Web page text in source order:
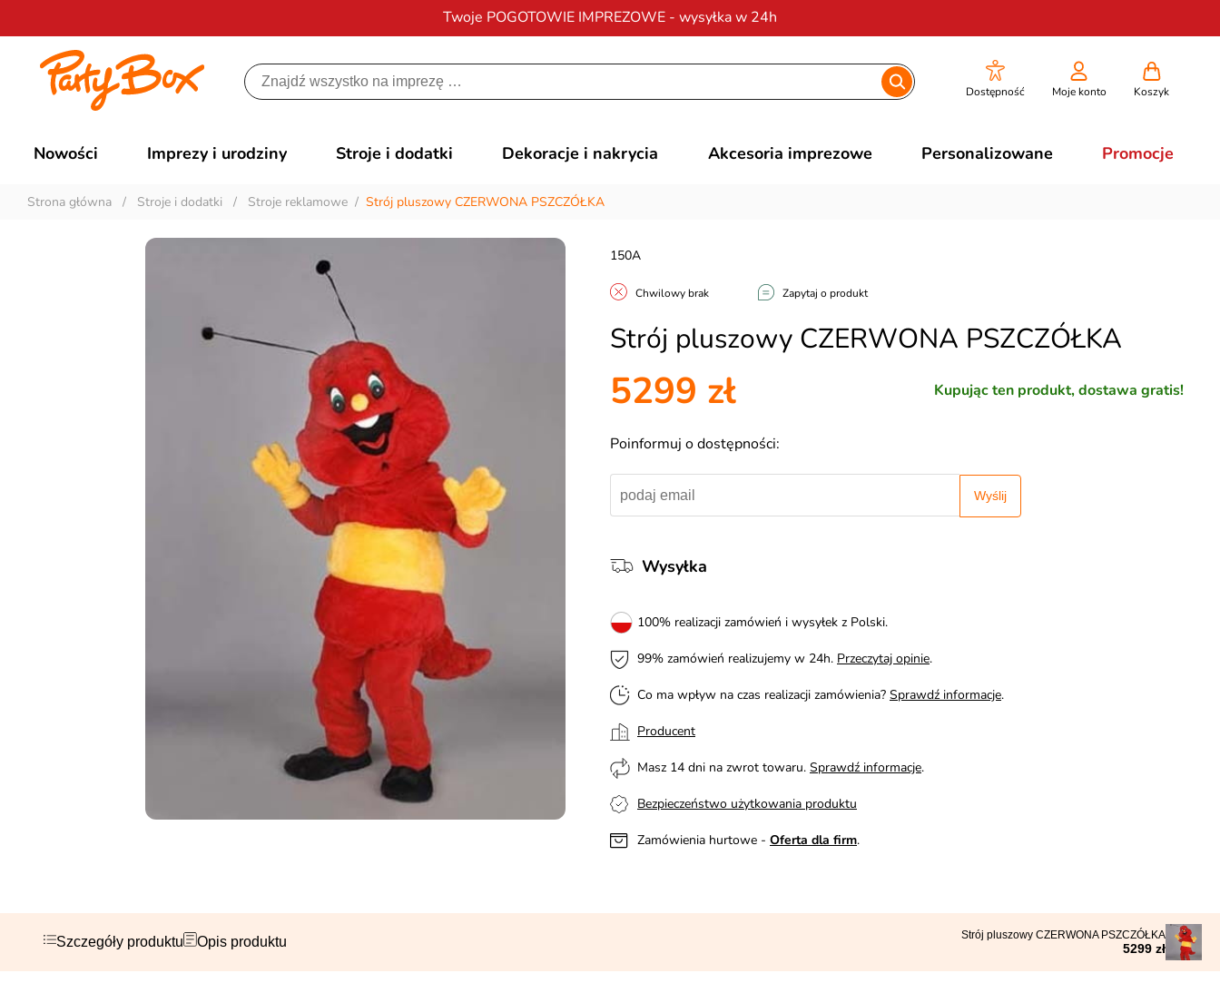
Twoje POGOTOWIE IMPREZOWE - wysyłka w 24h
Darmowa dostawana zamówienia od 200 zł
Dostępność Moje konto Koszyk
Nowości Imprezy i urodziny Stroje i dodatki Dekoracje i nakrycia Akcesoria imprezowe Personalizowane Promocje
Strona główna / Stroje i dodatki / Stroje reklamowe / Strój pluszowy CZERWONA PSZCZÓŁKA
Strój pluszowy CZERWONA PSZCZÓŁKA
150A
Chwilowy brak Zapytaj o produkt
Kupując ten produkt, dostawa gratis!
5299 zł
Poinformuj o dostępności:
Wyślij
Wysyłka
100% realizacji zamówień i wysyłek z Polski.
99% zamówień realizujemy w 24h. Przeczytaj opinie.
Co ma wpływ na czas realizacji zamówienia? Sprawdź informacje.
Producent
Masz 14 dni na zwrot towaru. Sprawdź informacje.
Bezpieczeństwo użytkowania produktu
Zamówienia hurtowe - Oferta dla firm.
Szczegóły produktu Opis produktu Strój pluszowy CZERWONA PSZCZÓŁKA
5299 zł